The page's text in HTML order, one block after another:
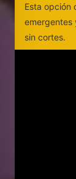
Esta opción
emergentes
sin cortes.